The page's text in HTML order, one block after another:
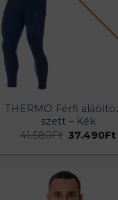
THERMO Férfi
szett – Kék
41.580Ft Original
37.490Ft